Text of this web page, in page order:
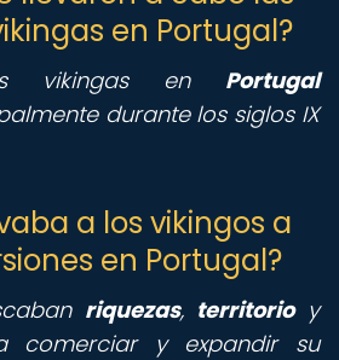
en Portugal?
vikingas en Portugal
durante los siglos IX
a los vikingos a
en Portugal?
riquezas, territorioy
y expandir su